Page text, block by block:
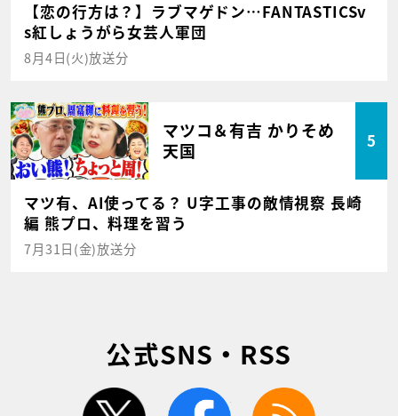
【恋の行方は？】ラブマゲドン…FANTASTICSv
s紅しょうがら女芸人軍団
8月4日(火)放送分
マツコ＆有吉 かりそめ
天国
5
マツ有、AI使ってる？ U字工事の敵情視察 長崎
編 熊プロ、料理を習う
7月31日(金)放送分
公式SNS・RSS
twitter facebook